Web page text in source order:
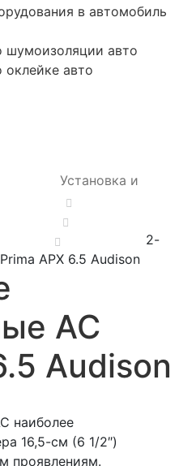
в автомобиль
авто
авто
Установка и
2-
APX 6.5 Audison
АС
Audison
наиболее
16,5-см (6 1/2″)
проявлениям.